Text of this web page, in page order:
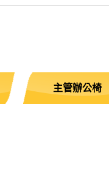
主管辦公椅